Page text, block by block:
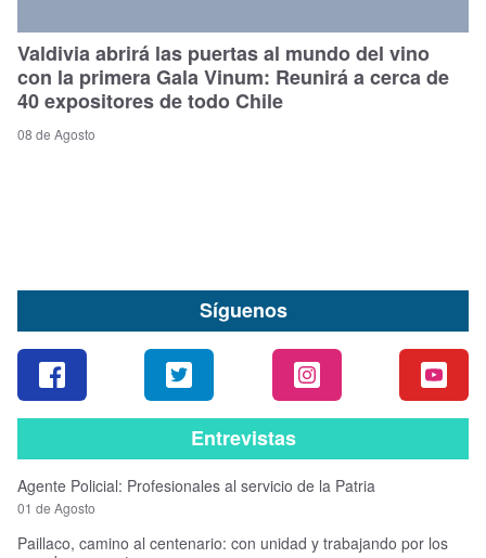
Valdivia abrirá las puertas al mundo del vino
con la primera Gala Vinum: Reunirá a cerca de
40 expositores de todo Chile
08 de Agosto
Síguenos
Entrevistas
Agente Policial: Profesionales al servicio de la Patria
01 de Agosto
Paillaco, camino al centenario: con unidad y trabajando por los